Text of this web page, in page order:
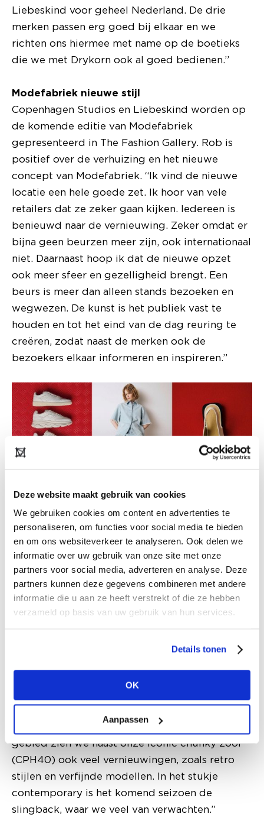
Deze website maakt gebruik van cookies
We gebruiken cookies om content en advertenties te
personaliseren, om functies voor social media te bieden
en om ons websiteverkeer te analyseren. Ook delen we
informatie over uw gebruik van onze site met onze
partners voor social media, adverteren en analyse. Deze
partners kunnen deze gegevens combineren met andere
informatie die u aan ze heeft verstrekt of die ze hebben
verzameld op basis van uw gebruik van hun services.
Details tonen
OK
Aanpassen
Liebeskind voor geheel Nederland. De drie
merken passen erg goed bij elkaar en we
richten ons hiermee met name op de boetieks
die we met Drykorn ook al goed bedienen.”
Modefabriek nieuwe stijl
Copenhagen Studios en Liebeskind worden op
de komende editie van Modefabriek
gepresenteerd in The Fashion Gallery. Rob is
positief over de verhuizing en het nieuwe
concept van Modefabriek. “Ik vind de nieuwe
locatie een hele goede zet. Ik hoor van vele
retailers dat ze zeker gaan kijken. Iedereen is
benieuwd naar de vernieuwing. Zeker omdat er
bijna geen beurzen meer zijn, ook internationaal
niet. Daarnaast hoop ik dat de nieuwe opzet
ook meer sfeer en gezelligheid brengt. Een
beurs is meer dan alleen stands bezoeken en
wegwezen. De kunst is het publiek vast te
houden en tot het eind van de dag reuring te
creëren, zodat naast de merken ook de
bezoekers elkaar informeren en inspireren.”
Copenhagen Studios: minimalistisch
Het schoenenmerk Copenhagen Studios wordt
al 5 jaar door R&B Concept verkocht in
Nederland. “Dat sloeg meteen aan en het wordt
inmiddels bij 70 procent van onze Drykorn
klanten verkocht. Naast de luxere
betere boetieks om daar duidelijk ons verhaal te
verschillende stijlen van sneakers en boots tot
vrouwelijke slingbacks en mules. “Op sneaker
gebied zien we naast onze iconic chunky zool
(CPH40) ook veel vernieuwingen, zoals retro
stijlen en verfijnde modellen. In het stukje
contemporary is het komend seizoen de
slingback, waar we veel van verwachten.”